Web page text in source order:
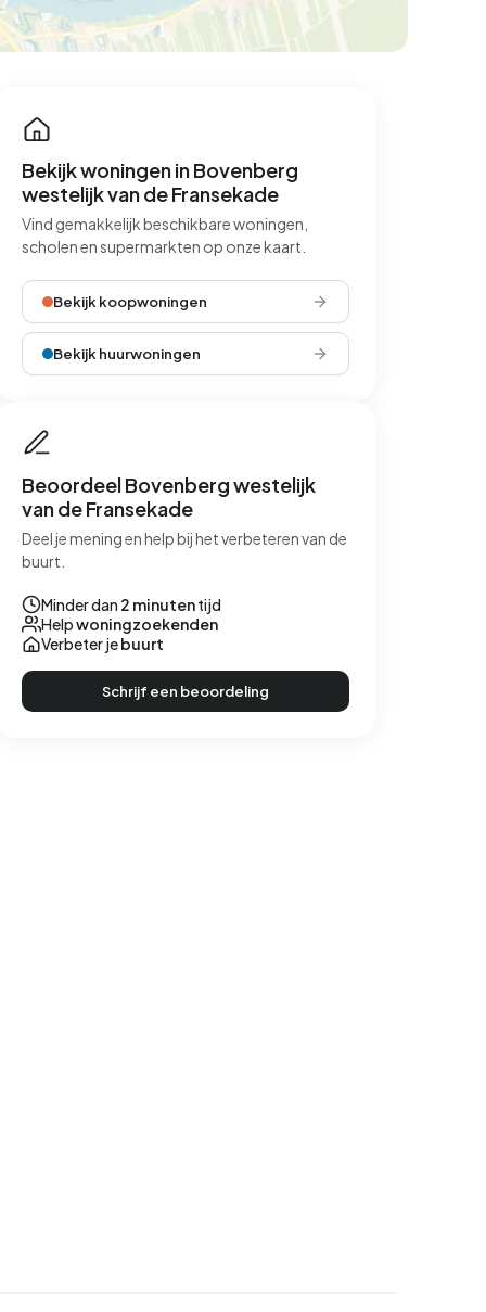
Bekijk woningen in Bovenberg
westelijk van de Fransekade
Vind gemakkelijk beschikbare woningen,
scholen en supermarkten op onze kaart.
Bekijk koopwoningen
Bekijk huurwoningen
Beoordeel Bovenberg westelijk
van de Fransekade
Deel je mening en help bij het verbeteren van de
buurt.
Minder dan 2 minutentijd
Helpwoningzoekenden
Verbeter jebuurt
Schrijf een beoordeling